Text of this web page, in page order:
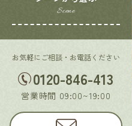
Scene
お気軽にご相談・お電話ください
0120-846-413
営業時間 09:00~19:00